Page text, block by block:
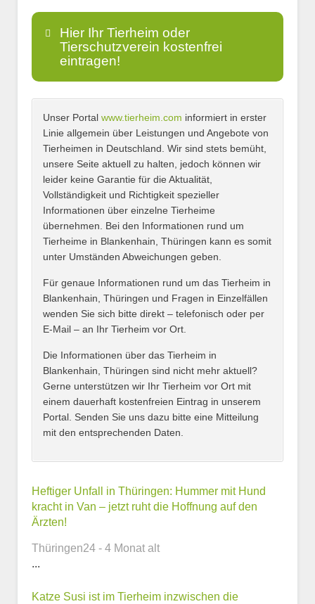
Hier Ihr Tierheim oder
Tierschutzverein kostenfrei
eintragen!
Name*
E-Mail*
Name des Tierheims*
Kontaktmöglichkeiten
Telefonnummer
Unser Portal www.tierheim.com informiert in erster
Linie allgemein über Leistungen und Angebote von
Tierheimen in Deutschland. Wir sind stets bemüht,
unsere Seite aktuell zu halten, jedoch können wir
leider keine Garantie für die Aktualität,
Vollständigkeit und Richtigkeit spezieller
Informationen über einzelne Tierheime
übernehmen. Bei den Informationen rund um
Tierheime in Blankenhain, Thüringen kann es somit
unter Umständen Abweichungen geben.
Für genaue Informationen rund um das Tierheim in
Blankenhain, Thüringen und Fragen in Einzelfällen
wenden Sie sich bitte direkt – telefonisch oder per
E-Mail – an Ihr Tierheim vor Ort.
Die Informationen über das Tierheim in
Blankenhain, Thüringen sind nicht mehr aktuell?
Gerne unterstützen wir Ihr Tierheim vor Ort mit
einem dauerhaft kostenfreien Eintrag in unserem
Portal. Senden Sie uns dazu bitte eine Mitteilung
mit den entsprechenden Daten.
Heftiger Unfall in Thüringen: Hummer mit Hund
kracht in Van – jetzt ruht die Hoffnung auf den
Ärzten!
Thüringen24 - 4 Monat alt
...
Katze Susi ist im Tierheim inzwischen die